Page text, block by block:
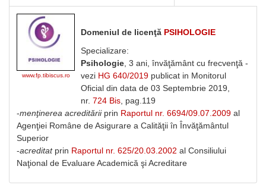
www.fp.tibiscus.ro
Domeniul de licenţă PSIHOLOGIE
Specializare:
Psihologie , 3 ani, învăţământ cu frecvenţă -
vezi HG 640/2019 publicat in Monitorul
Oficial din data de 03 Septembrie 2019,
nr. 724 Bis , pag.119
-menţinerea acredităriiprin Raportul nr. 6694/09.07.2009 al
Agenţiei Române de Asigurare a Calităţii în Învăţământul
Superior
-acreditatprin Raportul nr. 625/20.03.2002 al Consiliului
Naţional de Evaluare Academică şi Acreditare